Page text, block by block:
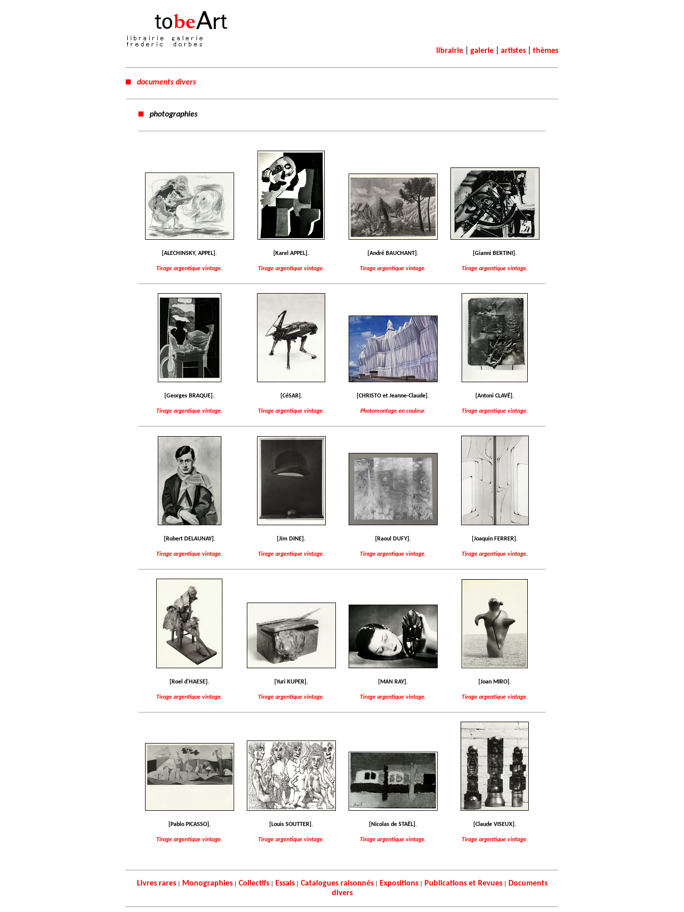
librairie galerie artistes thèmes
documents divers
photographies
[ALECHINSKY, APPEL].
Tirage argentique vintage.
[Karel APPEL].
Tirage argentique vintage.
[André BAUCHANT].
Tirage argentique vintage.
[Gianni BERTINI].
Tirage argentique vintage.
[Georges BRAQUE].
Tirage argentique vintage.
[CéSAR].
Tirage argentique vintage.
[CHRISTO et Jeanne-Claude].
Photomontage en couleur.
[Antoni CLAVÉ].
Tirage argentique vintage.
[Robert DELAUNAY].
Tirage argentique vintage.
[Jim DINE].
Tirage argentique vintage.
[Raoul DUFY].
Tirage argentique vintage.
[Joaquin FERRER].
Tirage argentique vintage.
[Roel d'HAESE].
Tirage argentique vintage.
[Yuri KUPER].
Tirage argentique vintage.
[MAN RAY].
Tirage argentique vintage.
[Joan MIRO].
Tirage argentique vintage.
[Pablo PICASSO].
Tirage argentique vintage.
[Louis SOUTTER].
Tirage argentique vintage.
[Nicolas de STAËL].
Tirage argentique vintage.
[Claude VISEUX].
Tirage argentique vintage.
Livres rares| Monographies| Collectifs| Essais| Catalogues raisonnés| Expositions| Publications et Revues|
Documents
divers